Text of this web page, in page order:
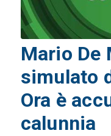
Mario De
simulato
Ora è
calunnia